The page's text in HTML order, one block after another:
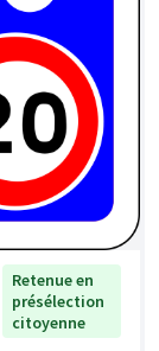
Retenue en
présélection
citoyenne